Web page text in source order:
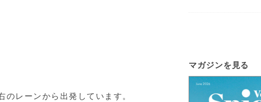
レーンから出発しています。
マガジンを見る